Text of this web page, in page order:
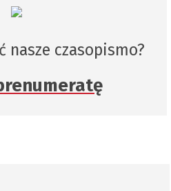
nasze czasopismo?